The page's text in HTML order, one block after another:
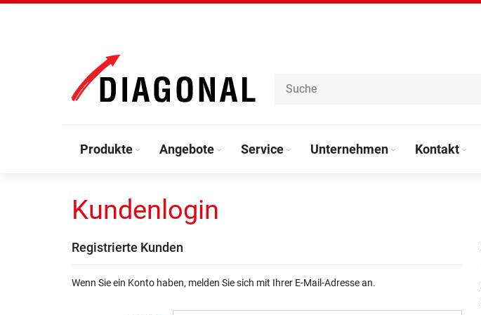
Inhalt
Produkte Angebote Service Unternehmen Kontakt
Kundenlogin
Registrierte Kunden
Wenn Sie ein Konto haben, melden Sie sich mit Ihrer E-Mail-Adresse an.